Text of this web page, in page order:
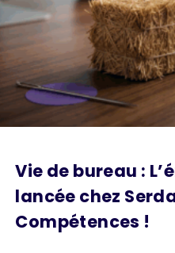
Vie de bureau :
lancée chez
Compétences !